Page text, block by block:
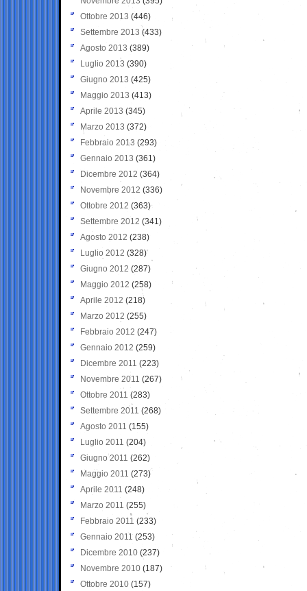
Ottobre 2013 (446)
Settembre 2013 (433)
Agosto 2013 (389)
Luglio 2013 (390)
Giugno 2013 (425)
Maggio 2013 (413)
Aprile 2013 (345)
Marzo 2013 (372)
Febbraio 2013 (293)
Gennaio 2013 (361)
Dicembre 2012 (364)
Novembre 2012 (336)
Ottobre 2012 (363)
Settembre 2012 (341)
Agosto 2012 (238)
Luglio 2012 (328)
Giugno 2012 (287)
Maggio 2012 (258)
Aprile 2012 (218)
Marzo 2012 (255)
Febbraio 2012 (247)
Gennaio 2012 (259)
Dicembre 2011 (223)
Novembre 2011 (267)
Ottobre 2011 (283)
Settembre 2011 (268)
Agosto 2011 (155)
Luglio 2011 (204)
Giugno 2011 (262)
Maggio 2011 (273)
Aprile 2011 (248)
Marzo 2011 (255)
Febbraio 2011 (233)
Gennaio 2011 (253)
Dicembre 2010 (237)
Novembre 2010 (187)
Ottobre 2010 (157)